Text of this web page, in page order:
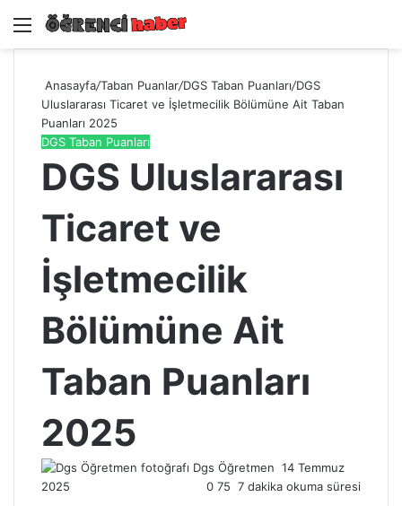
Menü
Anasayfa/Taban Puanlar/DGS Taban Puanları/DGS
Uluslararası Ticaret ve İşletmecilik Bölümüne Ait Taban
Puanları 2025
DGS Taban Puanları
DGS Uluslararası
Ticaret ve
İşletmecilik
Bölümüne Ait
Taban Puanları
2025
Dgs Öğretmen Bir
e-
14 Temmuz
2025
0 75 7 dakika okuma süresi